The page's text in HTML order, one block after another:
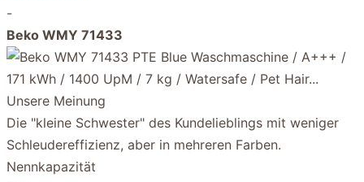
-
Beko WMY 71433
Unsere Meinung
Die "kleine Schwester" des Kundelieblings mit weniger
Schleudereffizienz, aber in mehreren Farben.
Nennkapazität